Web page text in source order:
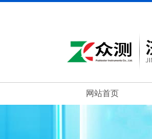
网站首页